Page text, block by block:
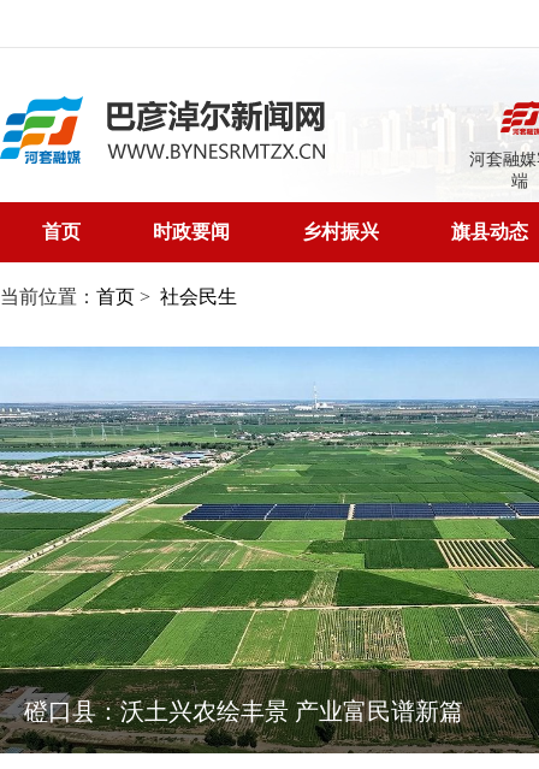
河套融
端
首页 时政要闻 乡村振兴 旗县动态
当前位置： 首页 > 社会民生
磴口县：沃土兴农绘丰景 产业富民谱新篇